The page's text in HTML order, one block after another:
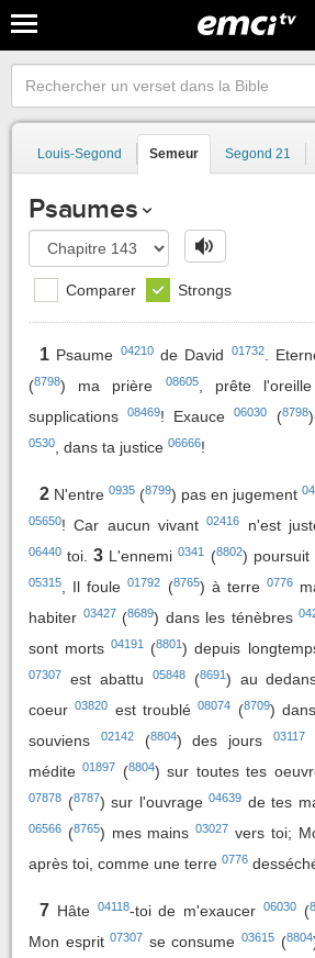
Louis-Segond Semeur Segond 21
Psaumes
Comparer Strongs
1 Psaume 04210de David 01732.
(8798) ma prière 08605, prête
supplications08469! Exauce06030 (8798
0530 , dans ta justice 06666!
2 N'entre 0935 (8799) pas en jugement
05650! Car aucun vivant02416 n'est
06440 toi. 3 L'ennemi0341 (8802) poursuit
05315 , Il foule01792 (8765) à terre0776
habiter 03427 (8689) dans les ténèbres
sont morts04191 (8801) depuis
07307 est abattu 05848(8691) au
coeur03820 est troublé08074 (8709)
souviens
02142(8804) des jours 03117
médite01897 (8804) sur toutes tes
07878 (8787) sur l'ouvrage 04639 de tes
06566 (8765) mes mains03027 vers toi;
après toi, comme une terre 0776
7 Hâte 04118-toi de m'exaucer 06030(
Mon esprit07307 se consume03615 (8804